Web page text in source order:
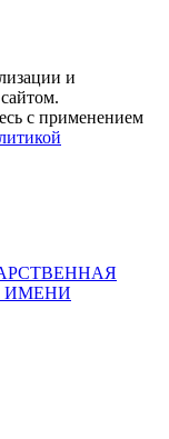
и
с применением
ИМЕНИ